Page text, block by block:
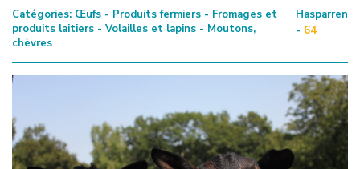
Catégories: Œufs - Produits fermiers - Fromages et
produits laitiers - Volailles et lapins - Moutons,
chèvres
Hasparren
- 64